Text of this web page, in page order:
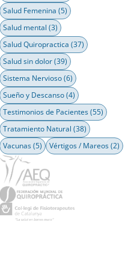
Salud Femenina (5)
Salud mental (3)
Salud Quiropractica (37)
Salud sin dolor(39)
Sistema Nervioso(6)
Sueño y Descanso(4)
Testimonios de Pacientes(55)
Tratamiento Natural (38)
Vacunas(5) Vértigos / Mareos(2)